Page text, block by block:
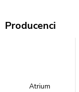
Producenci
Atrium